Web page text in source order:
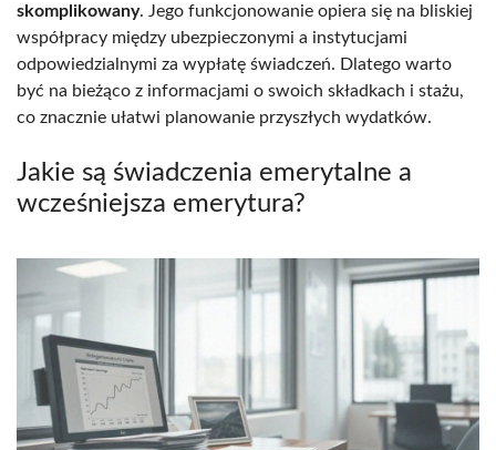
skomplikowany. Jego funkcjonowanie opiera się na bliskiej
współpracy między ubezpieczonymi a instytucjami
odpowiedzialnymi za wypłatę świadczeń. Dlatego warto
być na bieżąco z informacjami o swoich składkach i stażu,
co znacznie ułatwi planowanie przyszłych wydatków.
Jakie są świadczenia emerytalne a
wcześniejsza emerytura?